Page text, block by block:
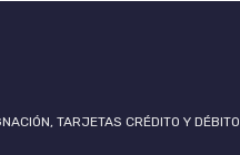
TARJETAS CRÉDITO Y DÉBITO